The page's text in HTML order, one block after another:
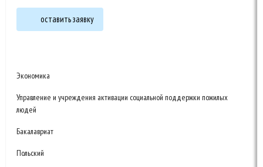
оставить заявку
Экономика
Управление и учреждения активации социальной поддержки пожилых
людей
Бакалавриат
Польский